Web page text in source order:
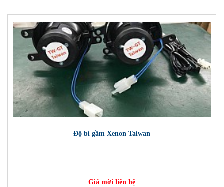
Độ bi gầm Xenon Taiwan
Giá mời liên hệ